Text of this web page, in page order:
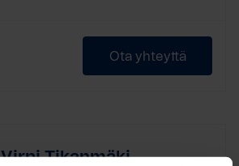
Ota yhteyttä
Virpi Tikanmäki